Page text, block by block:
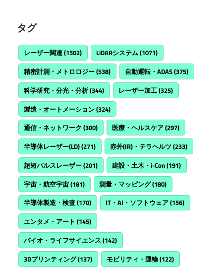
タグ
レーザー関連(1502) LiDARシステム(1071)
精密計測・メトロロジー(538) 自動運転・ADAS(375)
科学研究・分光・分析(344) レーザー加工(325)
製造・オートメーション(324)
通信・ネットワーク (300) 医療・ヘルスケア(297)
半導体レーザー(LD)(271) 赤外(IR)・テラヘルツ (233)
超短パルスレーザー(201) 建設・土木・i-Con(191)
宇宙・航空宇宙(181) 測量・マッピング(180)
半導体製造・検査(170) IT・AI・ソフトウェア(156)
エンタメ・アート (145)
バイオ・ライフサイエンス (142)
3Dプリンティング(137) モビリティ・運輸(122)